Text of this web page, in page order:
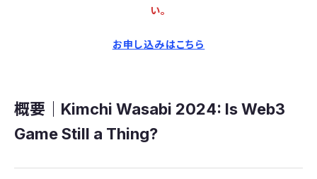
い。
お申し込みはこちら
概要｜Kimchi Wasabi 2024: Is Web3
Game Still a Thing?